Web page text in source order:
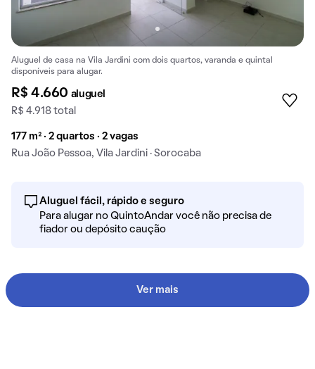
Aluguel de casa na Vila Jardini com dois quartos, varanda e quintal
disponíveis para alugar.
R$ 4.660 aluguel
R$ 4.918 total
177 m² · 2 quartos · 2 vagas
Rua João Pessoa, Vila Jardini · Sorocaba
Aluguel fácil, rápido e seguro
Para alugar no QuintoAndar você não precisa de
fiador ou depósito caução
Ver mais